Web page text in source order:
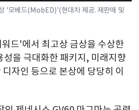
'모베드(MobED)'(현대차 제공. 재판매 및
드'에서 최고상 금상을 수상한
성을 극대화한 패키지, 미래지향
자인 등으로 본상에 당당히 이